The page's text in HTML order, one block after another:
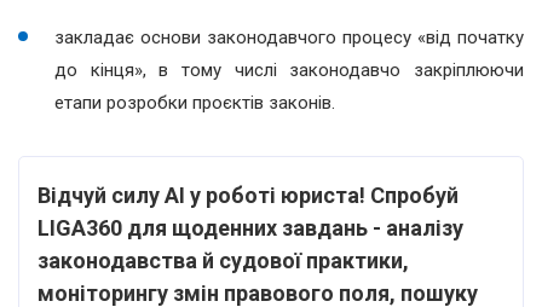
закладає основи законодавчого процесу «від початку
до кінця», в тому числі законодавчо закріплюючи
етапи розробки проєктів законів.
Відчуй силу AI у роботі юриста! Спробуй
LIGA360 для щоденних завдань - аналізу
законодавства й судової практики,
моніторингу змін правового поля, пошуку